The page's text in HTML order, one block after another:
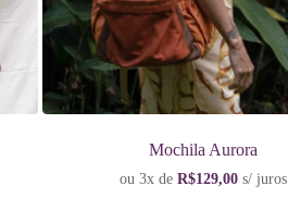
Mochila Aurora
ou 3x deR$129,00 s/ juros